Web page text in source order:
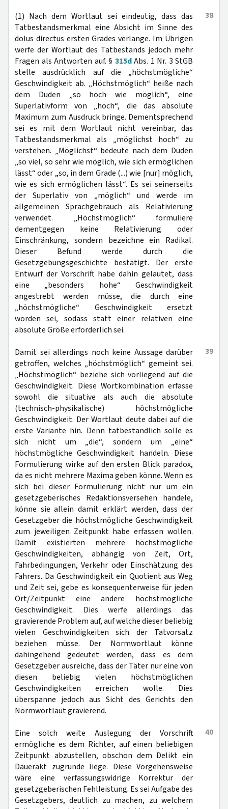
38
(1) Nach dem Wortlaut sei eindeutig, dass das
Tatbestandsmerkmal eine Absicht im Sinne des
dolus directus ersten Grades verlange. Im Übrigen
werfe der Wortlaut des Tatbestands jedoch mehr
Fragen als Antworten auf. § 315dAbs. 1 Nr. 3 StGB
stelle ausdrücklich auf die „höchstmögliche“
Geschwindigkeit ab. „Höchstmöglich“ heiße nach
dem Duden „so hoch wie möglich“, eine
Superlativform von „hoch“, die das absolute
Maximum zum Ausdruck bringe. Dementsprechend
sei es mit dem Wortlaut nicht vereinbar, das
Tatbestandsmerkmal als „möglichst hoch“ zu
verstehen. „Möglichst“ bedeute nach dem Duden
„so viel, so sehr wie möglich, wie sich ermöglichen
lässt“ oder „so, in dem Grade (...) wie [nur] möglich,
wie es sich ermöglichen lässt“. Es sei seinerseits
der Superlativ von „möglich“ und werde im
allgemeinen Sprachgebrauch als Relativierung
verwendet. „Höchstmöglich“ formuliere
dementgegen keine Relativierung oder
Einschränkung, sondern bezeichne ein Radikal.
Dieser Befund werde durch die
Gesetzgebungsgeschichte bestätigt. Der erste
Entwurf der Vorschrift habe dahin gelautet, dass
eine „besonders hohe“ Geschwindigkeit
angestrebt werden müsse, die durch eine
„höchstmögliche“ Geschwindigkeit ersetzt
worden sei, sodass statt einer relativen eine
absolute Größe erforderlich sei.
39
Damit sei allerdings noch keine Aussage darüber
getroffen, welches „höchstmöglich“ gemeint sei.
„Höchstmöglich“ beziehe sich vorliegend auf die
Geschwindigkeit. Diese Wortkombination erfasse
sowohl die situative als auch die absolute
(technisch-physikalische) höchstmögliche
Geschwindigkeit. Der Wortlaut deute dabei auf die
erste Variante hin. Denn tatbestandlich solle es
sich nicht um „die“, sondern um „eine“
höchstmögliche Geschwindigkeit handeln. Diese
Formulierung wirke auf den ersten Blick paradox,
da es nicht mehrere Maxima geben könne. Wenn es
sich bei dieser Formulierung nicht nur um ein
gesetzgeberisches Redaktionsversehen handele,
könne sie allein damit erklärt werden, dass der
Gesetzgeber die höchstmögliche Geschwindigkeit
zum jeweiligen Zeitpunkt habe erfassen wollen.
Damit existierten mehrere höchstmögliche
Geschwindigkeiten, abhängig von Zeit, Ort,
Fahrbedingungen, Verkehr oder Einschätzung des
Fahrers. Da Geschwindigkeit ein Quotient aus Weg
und Zeit sei, gebe es konsequenterweise für jeden
Ort/Zeitpunkt eine andere höchstmögliche
Geschwindigkeit. Dies werfe allerdings das
gravierende Problem auf, auf welche dieser beliebig
vielen Geschwindigkeiten sich der Tatvorsatz
beziehen müsse. Der Normwortlaut könne
dahingehend gedeutet werden, dass es dem
Gesetzgeber ausreiche, dass der Täter nur eine von
diesen beliebig vielen höchstmöglichen
Geschwindigkeiten erreichen wolle. Dies
überspanne jedoch aus Sicht des Gerichts den
Normwortlaut gravierend.
40
Eine solch weite Auslegung der Vorschrift
ermögliche es dem Richter, auf einen beliebigen
Zeitpunkt abzustellen, obschon dem Delikt ein
Dauerakt zugrunde liege. Diese Vorgehensweise
wäre eine verfassungswidrige Korrektur der
gesetzgeberischen Fehlleistung. Es sei Aufgabe des
Gesetzgebers, deutlich zu machen, zu welchem